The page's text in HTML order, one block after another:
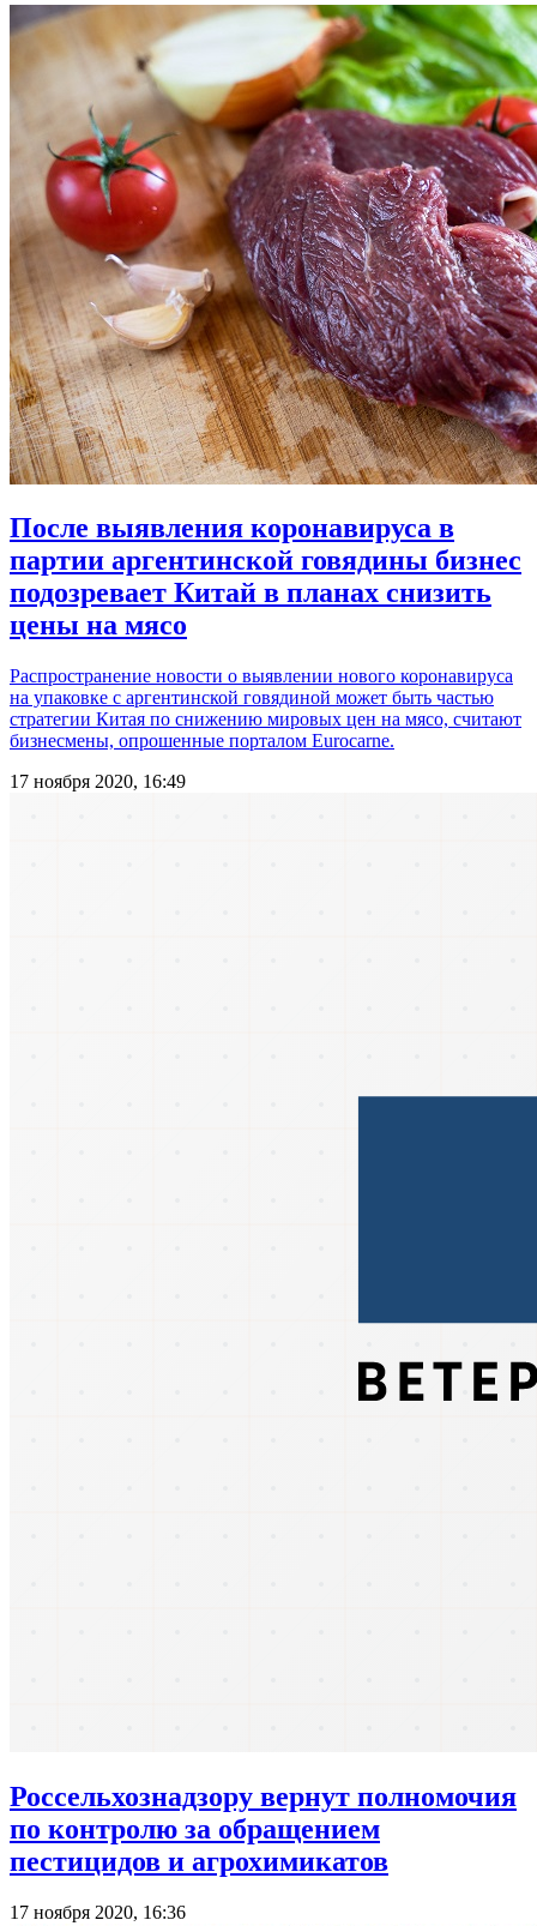
После выявления коронавируса в
партии аргентинской говядины бизнес
подозревает Китай в планах снизить
цены на мясо
Распространение новости о выявлении нового коронавируса
на упаковке с аргентинской говядиной может быть частью
стратегии Китая по снижению мировых цен на мясо, считают
бизнесмены, опрошенные порталом Eurocarne.
17 ноября 2020, 16:49
Россельхознадзору вернут полномочия
по контролю за обращением
пестицидов и агрохимикатов
17 ноября 2020, 16:36